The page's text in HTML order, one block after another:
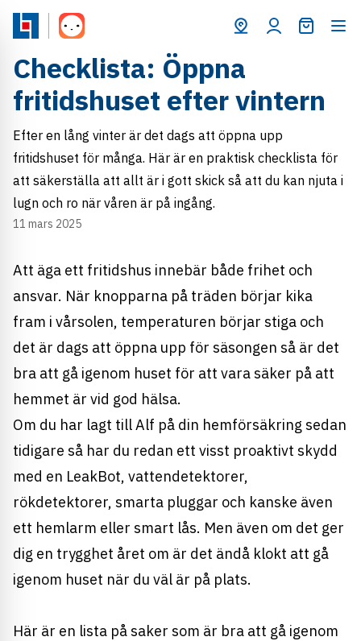
Checklista: Öppna
fritidshuset efter vintern
Efter en lång vinter är det dags att öppna upp
fritidshuset för många. Här är en praktisk checklista för
att säkerställa att allt är i gott skick så att du kan njuta i
lugn och ro när våren är på ingång.
11 mars 2025
Att äga ett fritidshus innebär både frihet och
ansvar. När knopparna på träden börjar kika
fram i vårsolen, temperaturen börjar stiga och
det är dags att öppna upp för säsongen så är det
bra att gå igenom huset för att vara säker på att
hemmet är vid god hälsa.
Om du har lagt till Alf på din hemförsäkring sedan
tidigare så har du redan ett visst proaktivt skydd
med en LeakBot, vattendetektorer,
rökdetektorer, smarta pluggar och kanske även
ett hemlarm eller smart lås. Men även om det ger
dig en trygghet året om är det ändå klokt att gå
igenom huset när du väl är på plats.
Här är en lista på saker som är bra att gå igenom